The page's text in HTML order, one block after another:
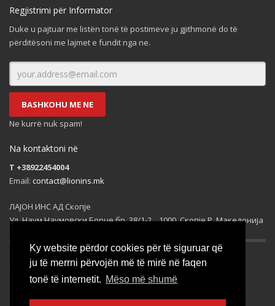
Ky website përdor cookies për të siguruar që
ju të merrni përvojën më të mirë në faqen
tonë të internetit. Mëso më shumë
Regjistrimi për Informator
Duke u pajtuar me listën tonë të postimeve ju gjithmonë do të
përditësoni me lajmet e fundit nga ne.
BASHKOHU ME NE
Ne kurrë nuk spam!
Na kontaktoni në
T +38922454004
Email: contact@lionins.mk
ЛАЈОН ИНС АД Скопје
Ул. Наум Наумовски Борче бр. 38/1-2, , 1000, Скопје Р. Македонија
Rrjetet sociale